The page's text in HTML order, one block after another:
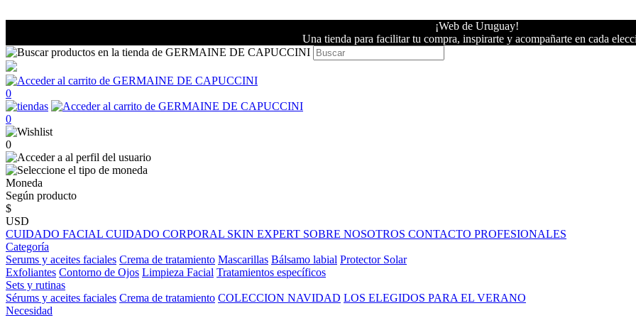
¡Web de Uruguay!
Una tienda para facilitar tu compra, inspirarte y acompañarte en cada
0
0
0
Moneda
Según producto
$
USD
CUIDADO FACIAL CUIDADO CORPORAL SKIN EXPERT SOBRE NOSOTROS CONTACTO PROFESIONALES
Categoría
Serums y aceites faciales Crema de tratamiento Mascarillas Bálsamo labial Protector Solar
Exfoliantes Contorno de Ojos Limpieza Facial Tratamientos específicos
Sets y rutinas
Sérums y aceites faciales Crema de tratamiento COLECCION NAVIDAD LOS ELEGIDOS PARA EL VERANO
Necesidad